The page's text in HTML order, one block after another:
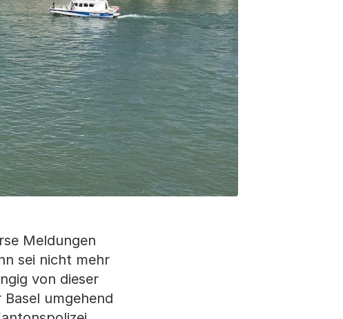
Meldungen
sei nicht mehr
von dieser
umgehend